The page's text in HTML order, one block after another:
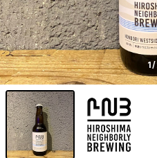
1/